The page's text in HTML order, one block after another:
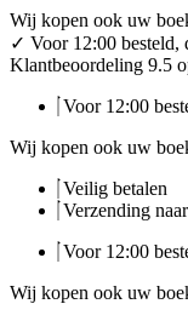
Ga
naar
de
Wij kopen ook uw
✓ Voor 12:00 besteld,
Klantbeoordeling 9.5
Voor 12:00
Wij kopen ook uw
Veilig betalen
Verzending
Voor 12:00
Wij kopen ook uw